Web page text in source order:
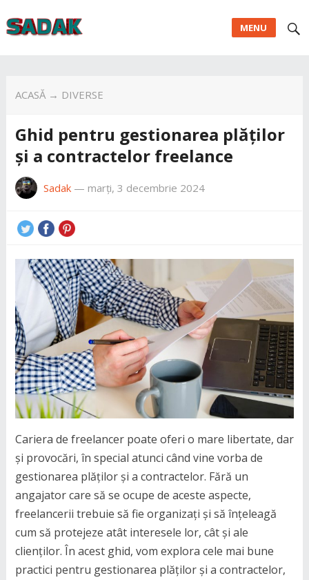
MENU
ACASĂ→ DIVERSE
Ghid pentru gestionarea plăților
și a contractelor freelance
Sadak— marți, 3 decembrie 2024
Cariera de freelancer poate oferi o mare libertate, dar
și provocări, în special atunci când vine vorba de
gestionarea plăților și a contractelor. Fără un
angajator care să se ocupe de aceste aspecte,
freelancerii trebuie să fie organizați și să înțeleagă
cum să protejeze atât interesele lor, cât și ale
clienților. În acest ghid, vom explora cele mai bune
practici pentru gestionarea plăților și a contractelor,